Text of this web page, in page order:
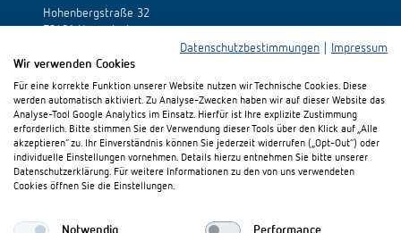
Hohenbergstraße 32
Fax: +49 (0)74 74/692-150
E-Mail:info@theben.de
Besuchen Sie uns auf:
Datenschutzbestimmungen
Impressum
Wir verwenden Cookies
Für eine korrekte Funktion unserer Website nutzen wir Technische Cookies. Diese
werden automatisch aktiviert. Zu Analyse-Zwecken haben wir auf dieser Website das
Analyse-Tool Google Analytics im Einsatz. Hierfür ist Ihre explizite Zustimmung
erforderlich. Bitte stimmen Sie der Verwendung dieser Tools über den Klick auf „Alle
akzeptieren“ zu. Ihr Einverständnis können Sie jederzeit widerrufen („Opt-Out“) oder
individuelle Einstellungen vornehmen. Details hierzu entnehmen Sie bitte unserer
Datenschutzerklärung. Für weitere Informationen zu den von uns verwendeten
Cookies öffnen Sie die Einstellungen.
Notwendig Performance